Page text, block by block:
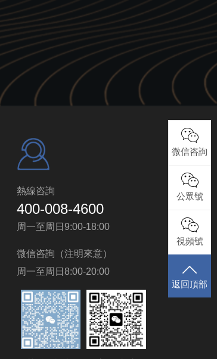
熱線咨詢
400-008-4600
周一至周日9:00-18:00
微信咨詢（注明來意）
周一至周日8:00-20:00
微信咨詢
公眾號
視頻號
返回頂部